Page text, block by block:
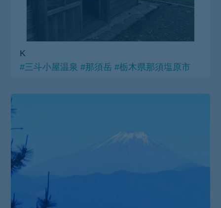
K
#三斗小屋温泉 #那須岳 #栃木県那須塩原市